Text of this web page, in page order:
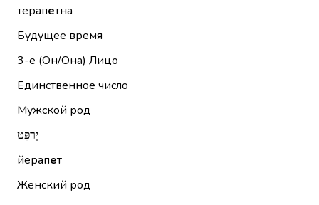
терапетна
Будущее время
3-е (Он/Она) Лицо
Единственное число
Мужской род
יְרַפֵּט
йерапет
Женский род